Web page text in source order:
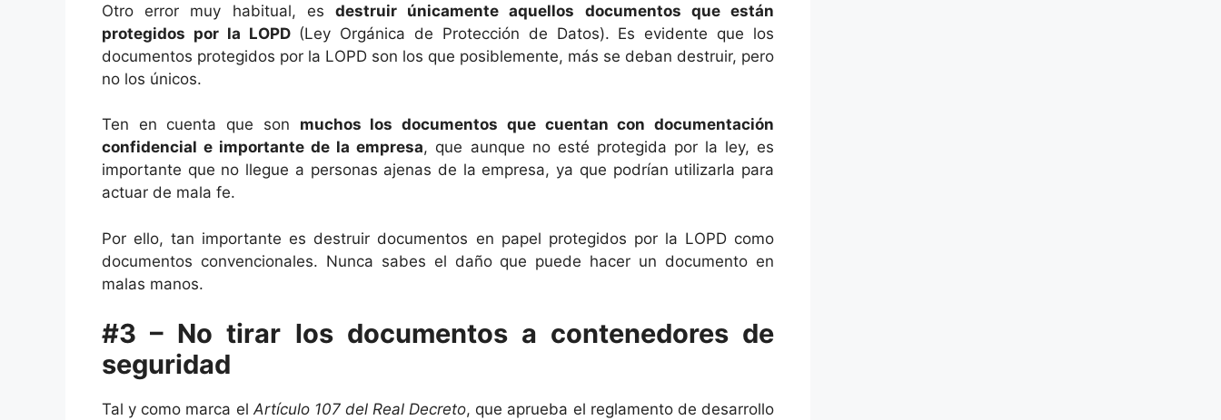
Otro error muy habitual, es destruir únicamente aquellos documentos que están
protegidos por la LOPD(Ley Orgánica de Protección de Datos). Es evidente que los
documentos protegidos por la LOPD son los que posiblemente, más se deban destruir, pero
no los únicos.
Ten en cuenta que son muchos los documentos que cuentan con documentación
confidencial e importante de la empresa, que aunque no esté protegida por la ley, es
importante que no llegue a personas ajenas de la empresa, ya que podrían utilizarla para
actuar de mala fe.
Por ello, tan importante es destruir documentos en papel protegidos por la LOPD como
documentos convencionales. Nunca sabes el daño que puede hacer un documento en
malas manos.
#3 – No tirar los documentos a contenedores de
seguridad
Tal y como marca elArtículo 107 del Real Decreto, que aprueba el reglamento de desarrollo